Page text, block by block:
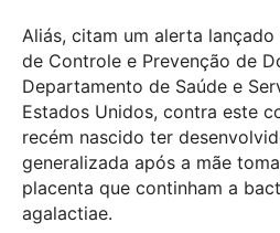
Aliás, citam um alerta
de Controle e Prevenção de
Departamento de Saúde e
Estados Unidos, contra este
recém nascido ter
generalizada após a mãe
placenta que continham a
agalactiae.